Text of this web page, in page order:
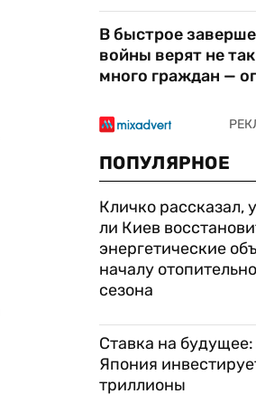
В быстрое
войны верят не
много граждан —
ПОПУЛЯРНОЕ
Кличко рассказал,
ли Киев
энергетические
началу
сезона
Ставка на будущее:
Япония
триллионы